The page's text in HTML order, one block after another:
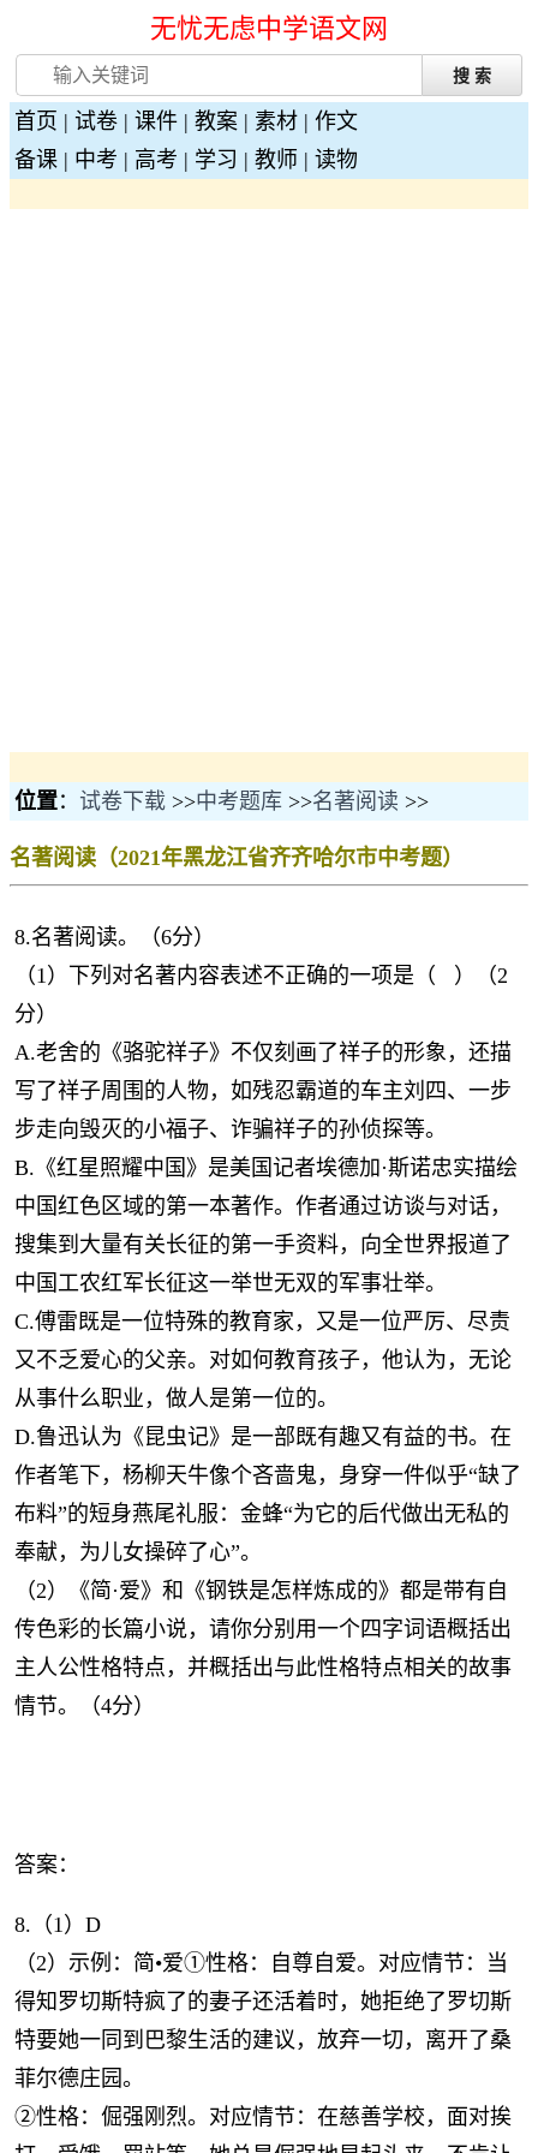
无忧无虑中学语文网
首页 | 试卷 | 课件 | 教案 | 素材 | 作文
备课 | 中考 | 高考 | 学习 | 教师 | 读物
位置： 试卷下载 >>中考题库 >>名著阅读 >>
名著阅读（2021年黑龙江省齐齐哈尔市中考题）
8.名著阅读。（6分）
（1）下列对名著内容表述不正确的一项是（ ）（2
分）
A.老舍的《骆驼祥子》不仅刻画了祥子的形象，还描
写了祥子周围的人物，如残忍霸道的车主刘四、一步
步走向毁灭的小福子、诈骗祥子的孙侦探等。
B.《红星照耀中国》是美国记者埃德加·斯诺忠实描绘
中国红色区域的第一本著作。作者通过访谈与对话，
搜集到大量有关长征的第一手资料，向全世界报道了
中国工农红军长征这一举世无双的军事壮举。
C.傅雷既是一位特殊的教育家，又是一位严厉、尽责
又不乏爱心的父亲。对如何教育孩子，他认为，无论
从事什么职业，做人是第一位的。
D.鲁迅认为《昆虫记》是一部既有趣又有益的书。在
作者笔下，杨柳天牛像个吝啬鬼，身穿一件似乎“缺了
布料”的短身燕尾礼服：金蜂“为它的后代做出无私的
奉献，为儿女操碎了心”。
（2）《简·爱》和《钢铁是怎样炼成的》都是带有自
传色彩的长篇小说，请你分别用一个四字词语概括出
主人公性格特点，并概括出与此性格特点相关的故事
情节。（4分）
答案：
8.（1）D
（2）示例：简•爱①性格：自尊自爱。对应情节：当
得知罗切斯特疯了的妻子还活着时，她拒绝了罗切斯
特要她一同到巴黎生活的建议，放弃一切，离开了桑
菲尔德庄园。
②性格：倔强刚烈。对应情节：在慈善学校，面对挨